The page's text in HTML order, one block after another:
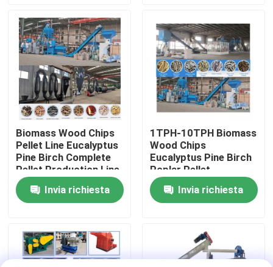
Chi siamo
Fatory Tour
Controllo di qualità
Contattaci
Richiedere un preventivo
Fabbricazione di pellet di legno
Biomass Wood Chips
Pellet Line Eucalyptus
Pine Birch Complete
Pellet Production Line
Invia richiesta
1TPH-10TPH Biomass
Wood Chips
Eucalyptus Pine Birch
Poplar Pellet
Production Line
Invia richiesta